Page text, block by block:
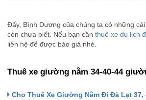
Đấy, Bình Dương của chúng ta có những
còn chưa biết. Nếu bạn cần thuê xe du lịch
liên hệ để được báo giá nhé.
Thuê xe giường nằm 34-40-44
Cho Thuê Xe Giường Nằm Đi Đà Lạt